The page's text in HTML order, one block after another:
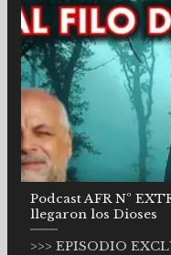
Podcast AFR Nº
llegaron los Dioses
>>> EPISODIO